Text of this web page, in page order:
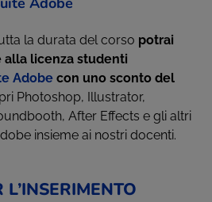
la durata del corso potrai
alla licenza studenti
Adobe con uno sconto del
Photoshop, Illustrator,
After Effects e gli altri
insieme ai nostri docenti.